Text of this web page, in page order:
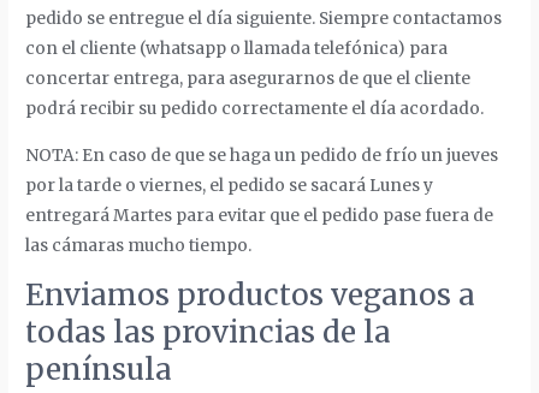
pedido se entregue el día siguiente. Siempre contactamos
con el cliente (whatsapp o llamada telefónica) para
concertar entrega, para asegurarnos de que el cliente
podrá recibir su pedido correctamente el día acordado.
NOTA: En caso de que se haga un pedido de frío un jueves
por la tarde o viernes, el pedido se sacará Lunes y
entregará Martes para evitar que el pedido pase fuera de
las cámaras mucho tiempo.
Enviamos productos veganos a
todas las provincias de la
península